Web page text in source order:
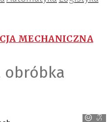
MECHANICZNA
obróbka
Salvagnini